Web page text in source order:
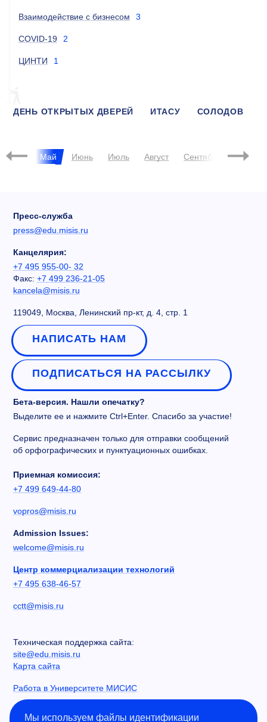
Взаимодействие с бизнесом 3
COVID-19 2
ЦИНТИ 1
ДЕНЬ ОТКРЫТЫХ ДВЕРЕЙ ИТАСУ СОЛОДОВ
Май Июнь Июль Август Сентябрь
Пресс-служба
press@edu.misis.ru
Канцелярия:
+7 495 955-00- 32
Факс: +7 499 236-21-05
kancela@misis.ru
119049, Москва, Ленинский пр-кт, д. 4, стр. 1
НАПИСАТЬ НАМ
ПОДПИСАТЬСЯ НА РАССЫЛКУ
Бета-версия. Нашли опечатку?
Выделите ее и нажмите Ctrl+Enter. Спасибо за участие!
Сервис предназначен только для отправки сообщений
об орфографических и пунктуационных ошибках.
Приемная комиссия:
+7 499 649-44-80
vopros@misis.ru
Admission Issues:
welcome@misis.ru
Центр коммерциализации технологий
+7 495 638-46-57
cctt@misis.ru
Техническая поддержка сайта:
site@edu.misis.ru
Карта сайта
Работа в Университете МИСИС
Сведения об образовательной организации
Мы используем файлы идентификации